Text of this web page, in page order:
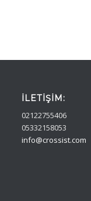
İLETIŞIM:
02122755406
05332158053
info@crossist.com